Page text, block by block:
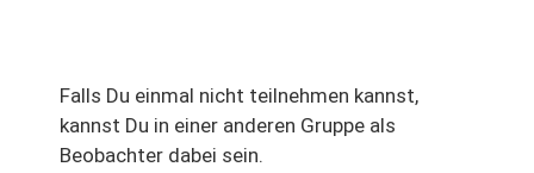
Falls Du einmal nicht teilnehmen kannst,
kannst Du in einer anderen Gruppe als
Beobachter dabei sein.